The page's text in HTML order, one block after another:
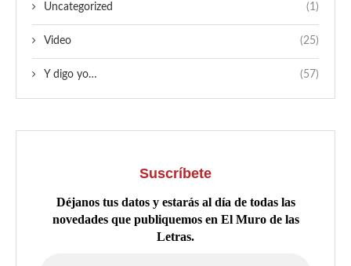
Uncategorized (1)
Video (25)
Y digo yo… (57)
Suscríbete
Déjanos tus datos y estarás al día de todas las
novedades que publiquemos en El Muro de las
Letras.